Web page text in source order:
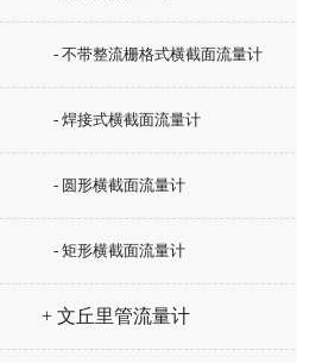
- 不带整流栅格式横截面流量计
- 焊接式横截面流量计
- 圆形横截面流量计
- 矩形横截面流量计
+ 文丘里管流量计